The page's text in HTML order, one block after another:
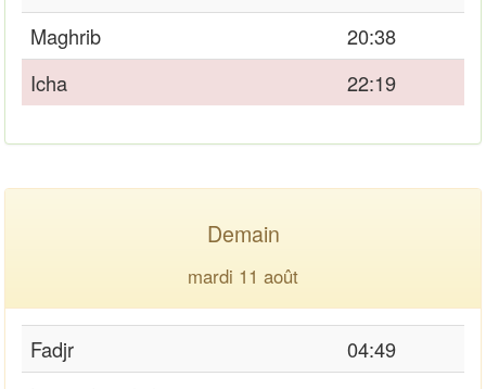
Maghrib
20:38
Icha
22:19
Demain
mardi 11 août
Fadjr
04:49